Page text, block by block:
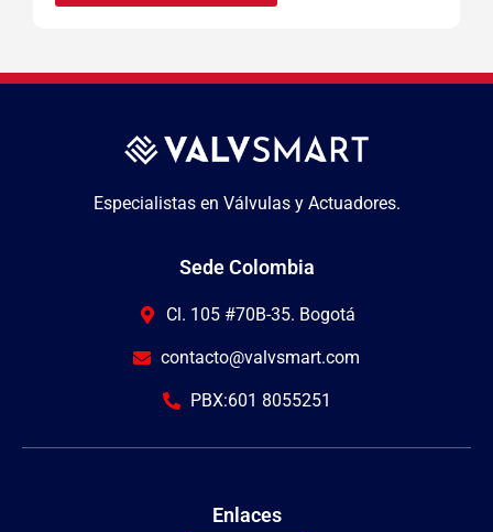
Especialistas en Válvulas y Actuadores.
Sede Colombia
Cl. 105 #70B-35. Bogotá
contacto@valvsmart.com
PBX:601 8055251
Enlaces